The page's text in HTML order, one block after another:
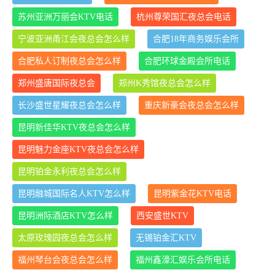
苏州亚洲万丽会KTV电话 杭州尊荣国汇夜总会电话
宁波亚洲甬江会夜总会怎么样 合肥18年商务娱乐会所
合肥私人订制夜总会怎么样 合肥环球金殿会所电话
郑州盛唐国际夜总会 郑州K秀馆夜总会怎么样
长沙盛世星耀夜总会怎么样 重庆新豪会夜总会怎么样
昆明新佳华KTV夜总会怎么样
昆明魅力金座KTV夜总会怎么样
昆明铂金永利夜总会怎么样
昆明融城国际名人KTV怎么样 昆明紫金花KTV电话
昆明洲际酒店KTV怎么样 西安盛世KTV
太原玫瑰园夜总会怎么样 无锡铂金汇KTV
福州琴台会夜总会怎么样 福州鑫濠汇娱乐会所电话